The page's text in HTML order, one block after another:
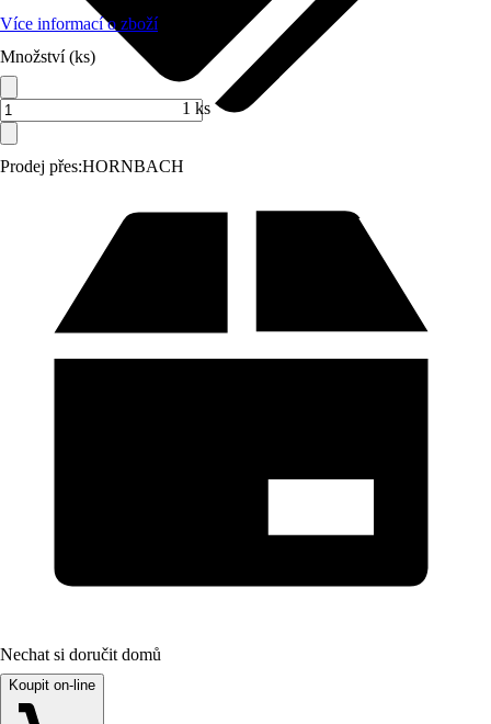
Prodej přes:HORNBACH
Více informací o zboží
Množství (ks)
1 ks
Nechat si doručit domů
Koupit on-line